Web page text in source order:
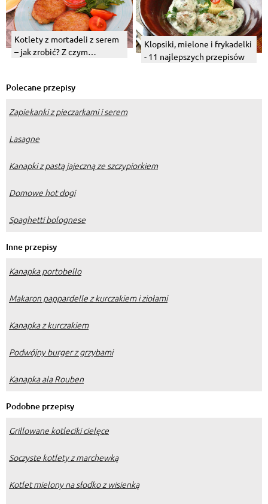
Kotlety z mortadeli z serem
– jak zrobić? Z czym
Klopsiki, mielone i frykadelki
- 11 najlepszych przepisów
Polecane przepisy
Zapiekanki z pieczarkami i serem
Lasagne
Kanapki z pastą jajeczną ze szczypiorkiem
Domowe hot dogi
Spaghetti bolognese
Inne przepisy
Kanapka portobello
Makaron pappardelle z kurczakiem i ziołami
Kanapka z kurczakiem
Podwójny burger z grzybami
Kanapka ala Rouben
Podobne przepisy
Grillowane kotleciki cielęce
Soczyste kotlety z marchewką
Kotlet mielony na słodko z wisienką